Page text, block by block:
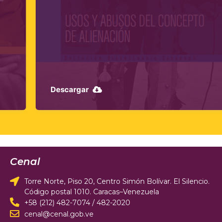
Descargar
Cenal
Torre Norte, Piso 20, Centro Simón Bolívar. El Silencio.
Código postal 1010. Caracas–Venezuela
+58 (212) 482-7074 / 482-2020
cenal@cenal.gob.ve